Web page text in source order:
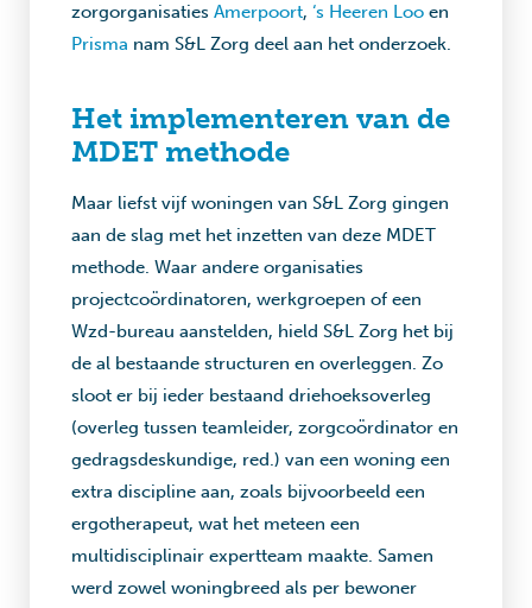
zorgorganisaties Amerpoort, ‘s Heeren Loo en
Prisma nam S&L Zorg deel aan het onderzoek.
Het implementeren van de
MDET methode
Maar liefst vijf woningen van S&L Zorg gingen
aan de slag met het inzetten van deze MDET
methode. Waar andere organisaties
projectcoördinatoren, werkgroepen of een
Wzd-bureau aanstelden, hield S&L Zorg het bij
de al bestaande structuren en overleggen. Zo
sloot er bij ieder bestaand driehoeksoverleg
(overleg tussen teamleider, zorgcoördinator en
gedragsdeskundige, red.) van een woning een
extra discipline aan, zoals bijvoorbeeld een
ergotherapeut, wat het meteen een
multidisciplinair expertteam maakte. Samen
werd zowel woningbreed als per bewoner